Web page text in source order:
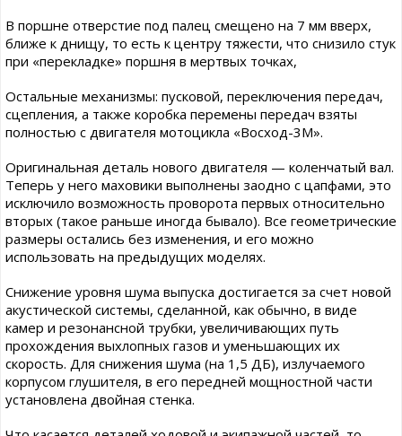
В поршне отверстие под палец смещено на 7 мм вверх,
ближе к днищу, то есть к центру тяжести, что снизило стук
при «перекладке» поршня в мертвых точках,
Остальные механизмы: пусковой, переключения передач,
сцепления, а также коробка перемены передач взяты
полностью с двигателя мотоцикла «Восход-3М».
Оригинальная деталь нового двигателя — коленчатый вал.
Теперь у него маховики выполнены заодно с цапфами, это
исключило возможность проворота первых относительно
вторых (такое раньше иногда бывало). Все геометрические
размеры остались без изменения, и его можно
использовать на предыдущих моделях.
Снижение уровня шума выпуска достигается за счет новой
акустической системы, сделанной, как обычно, в виде
камер и резонансной трубки, увеличивающих путь
прохождения выхлопных газов и уменьшающих их
скорость. Для снижения шума (на 1,5 ДБ), излучаемого
корпусом глушителя, в его передней мощностной части
установлена двойная стенка.